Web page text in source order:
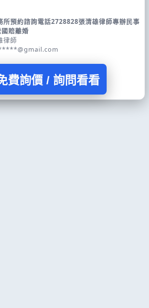
所預約諮詢電話2728828張清雄律師專辦民事
賠離婚
律師
費詢價 / 詢問看看